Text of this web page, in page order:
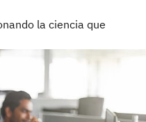
la ciencia que